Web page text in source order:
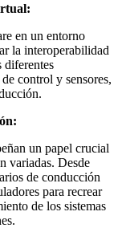
en un entorno
la interoperabilidad
diferentes
control y sensores,
un papel crucial
variadas. Desde
de conducción
para recrear
de los sistemas